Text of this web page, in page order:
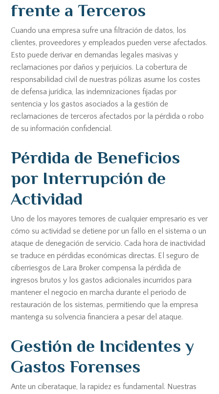
frente a Terceros
Cuando una empresa sufre una filtración de datos, los
clientes, proveedores y empleados pueden verse afectados.
Esto puede derivar en demandas legales masivas y
reclamaciones por daños y perjuicios. La cobertura de
responsabilidad civil de nuestras pólizas asume los costes
de defensa jurídica, las indemnizaciones fijadas por
sentencia y los gastos asociados a la gestión de
reclamaciones de terceros afectados por la pérdida o robo
de su información confidencial.
Pérdida de Beneficios
por Interrupción de
Actividad
Uno de los mayores temores de cualquier empresario es ver
cómo su actividad se detiene por un fallo en el sistema o un
ataque de denegación de servicio. Cada hora de inactividad
se traduce en pérdidas económicas directas. El seguro de
ciberriesgos de Lara Broker compensa la pérdida de
ingresos brutos y los gastos adicionales incurridos para
mantener el negocio en marcha durante el periodo de
restauración de los sistemas, permitiendo que la empresa
mantenga su solvencia financiera a pesar del ataque.
Gestión de Incidentes y
Gastos Forenses
Ante un ciberataque, la rapidez es fundamental. Nuestras